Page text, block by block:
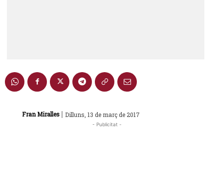
Fran Miralles | Dilluns, 13 de març de 2017
- Publicitat -